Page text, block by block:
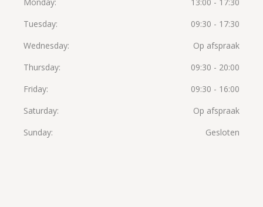
Tuesday
09:30 - 17:30
Wednesday
Op afspraak
Thursday
09:30 - 20:00
Friday
09:30 - 16:00
Saturday
Op afspraak
Sunday
Gesloten